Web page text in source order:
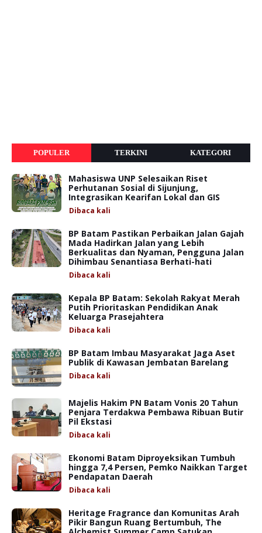
POPULER TERKINI KATEGORI
Mahasiswa UNP Selesaikan Riset
Perhutanan Sosial di Sijunjung,
Integrasikan Kearifan Lokal dan GIS
Dibaca kali
BP Batam Pastikan Perbaikan Jalan Gajah
Mada Hadirkan Jalan yang Lebih
Berkualitas dan Nyaman, Pengguna Jalan
Dihimbau Senantiasa Berhati-hati
Dibaca kali
Kepala BP Batam: Sekolah Rakyat Merah
Putih Prioritaskan Pendidikan Anak
Keluarga Prasejahtera
Dibaca kali
BP Batam Imbau Masyarakat Jaga Aset
Publik di Kawasan Jembatan Barelang
Dibaca kali
Majelis Hakim PN Batam Vonis 20 Tahun
Penjara Terdakwa Pembawa Ribuan Butir
Pil Ekstasi
Dibaca kali
Ekonomi Batam Diproyeksikan Tumbuh
hingga 7,4 Persen, Pemko Naikkan Target
Pendapatan Daerah
Dibaca kali
Heritage Fragrance dan Komunitas Arah
Pikir Bangun Ruang Bertumbuh, The